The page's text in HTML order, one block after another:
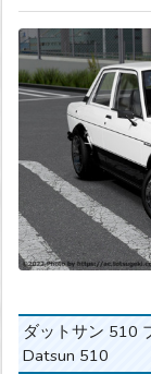
ダットサン 510
Datsun 510